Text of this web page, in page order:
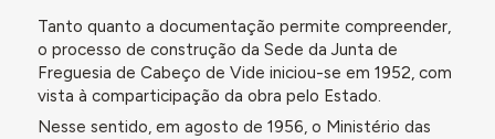
Tanto quanto a documentação permite compreender,
o processo de construção da Sede da Junta de
Freguesia de Cabeço de Vide iniciou-se em 1952, com
vista à comparticipação da obra pelo Estado.
Nesse sentido, em agosto de 1956, o Ministério das